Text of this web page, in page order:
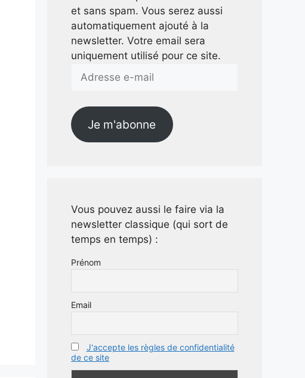
et sans spam. Vous serez aussi
automatiquement ajouté à la
newsletter. Votre email sera
uniquement utilisé pour ce site.
e-
Je m'abonne
Vous pouvez aussi le faire via la
newsletter classique (qui sort de
temps en temps) :
Prénom
Email
J'accepte les règles de confidentialité
de ce site